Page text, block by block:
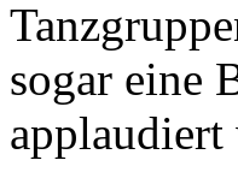
sogar eine